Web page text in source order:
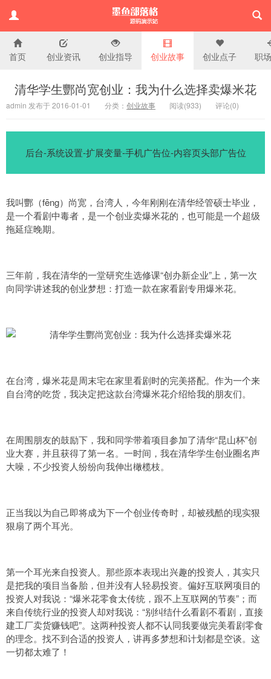
演示站
首页 创业资讯 创业指导 创业故事 创业点子 职
清华学生酆尚宽创业：我为什么选择卖爆米花
admin 发布于 2016-01-01 分类： 创业故事 阅读(933) 评论(0)
后台-系统设置-扩展变量-手机广告位-内容页头部广告位
我叫酆（fēng）尚宽，台湾人，今年刚刚在清华经管硕士毕业，
是一个看剧中毒者，是一个创业卖爆米花的，也可能是一个超级
拖延症晚期。
三年前，我在清华的一堂研究生选修课“创办新企业”上，第一次
向同学讲述我的创业梦想：打造一款在家看剧专用爆米花。
在台湾，爆米花是周末宅在家里看剧时的完美搭配。作为一个来
自台湾的吃货，我决定把这款台湾爆米花介绍给我的朋友们。
在周围朋友的鼓励下，我和同学带着项目参加了清华“昆山杯”创
业大赛，并且获得了第一名。一时间，我在清华学生创业圈名声
大噪，不少投资人纷纷向我伸出橄榄枝。
正当我以为自己即将成为下一个创业传奇时，却被残酷的现实狠
狠扇了两个耳光。
第一个耳光来自投资人。那些原本表现出兴趣的投资人，其实只
是把我的项目当备胎，但并没有人轻易投资。偏好互联网项目的
投资人对我说：“爆米花零食太传统，跟不上互联网的节奏”；而
来自传统行业的投资人却对我说：“别纠结什么看剧不看剧，直接
建工厂卖货赚钱吧”。这两种投资人都不认同我要做完美看剧零食
的理念。找不到合适的投资人，讲再多梦想和计划都是空谈。这
一切都太难了！